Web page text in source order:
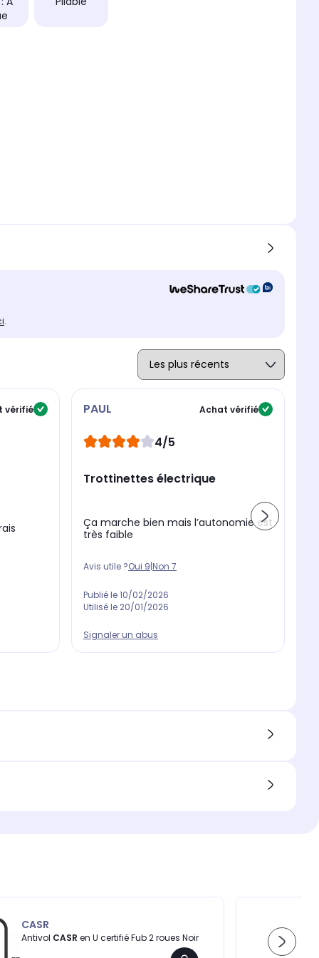
.
vérifié PAUL Achat vérifié
4/5
Trottinettes électrique
Ça marche bien mais l’autonomie est
très faible
Avis utile ?Oui 9|Non 7
Publié le10/02/2026
Utilisé le 20/01/2026
Signaler un abus
CASR
Antivol CASR en U certifié Fub 2 roues Noir